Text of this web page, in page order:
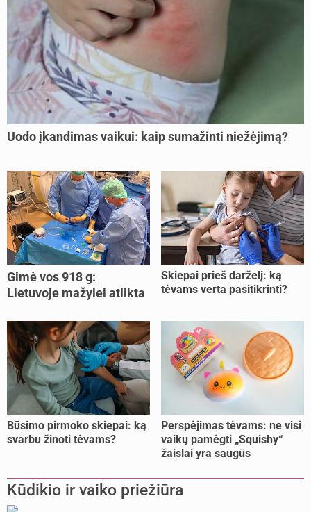
Uodo įkandimas vaikui: kaip sumažinti niežėjimą?
Gimė vos 918 g:
Lietuvoje mažylei atlikta
Skiepai prieš darželį: ką
tėvams verta pasitikrinti?
Būsimo pirmoko skiepai: ką
svarbu žinoti tėvams?
Perspėjimas tėvams: ne visi
vaikų pamėgti „Squishy“
žaislai yra saugūs
Kūdikio ir vaiko priežiūra